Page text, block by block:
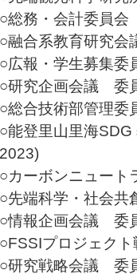
○総務・会計委員
○融合系教育研究
○広報・学生募集
○研究企画会議 委
○総合技術部管理
○能登里山里海
2023)
○カーボンニュー
○先端科学・社会
○情報企画会議 委
○FSSIプロジェク
○研究戦略会議 委